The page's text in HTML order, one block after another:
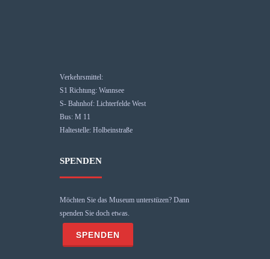
Verkehrsmittel:
S1 Richtung: Wannsee
S- Bahnhof: Lichterfelde West
Bus: M 11
Haltestelle: Holbeinstraße
SPENDEN
Möchten Sie das Museum unterstüzen? Dann
spenden Sie doch etwas.